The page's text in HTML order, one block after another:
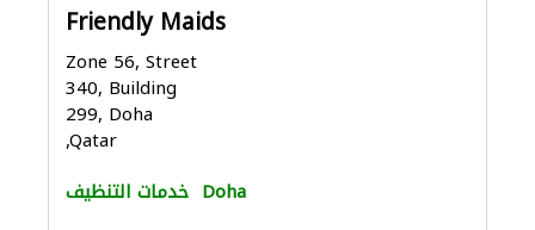
Friendly Maids
Zone 56, Street
340, Building
299, Doha
,Qatar
خدمات التنظيف Doha